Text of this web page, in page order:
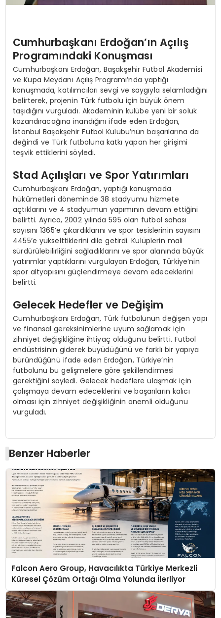
Cumhurbaşkanı Erdoğan’ın Açılış
Programındaki Konuşması
Cumhurbaşkanı Erdoğan, Başakşehir Futbol Akademisi
ve Kupa Meydanı Açılış Programı’nda yaptığı
konuşmada, katılımcıları sevgi ve saygıyla selamladığını
belirterek, projenin Türk futbolu için büyük önem
taşıdığını vurguladı. Akademinin kulübe yeni bir soluk
kazandıracağına inandığını ifade eden Erdoğan,
İstanbul Başakşehir Futbol Kulübü’nün başarılarına da
değindi ve Türk futboluna katkı yapan her girişimi
teşvik ettiklerini söyledi.
Stad Açılışları ve Spor Yatırımları
Cumhurbaşkanı Erdoğan, yaptığı konuşmada
hükümetleri döneminde 38 stadyumu hizmete
açtıklarını ve 4 stadyumun yapımının devam ettiğini
belirtti. Ayrıca, 2002 yılında 595 olan futbol sahası
sayısını 1365’e çıkardıklarını ve spor tesislerinin sayısını
4455’e yükselttiklerini dile getirdi. Kulüplerin mali
sürdürülebilirliğini sağladıklarını ve spor alanında büyük
yatırımlar yaptıklarını vurgulayan Erdoğan, Türkiye’nin
spor altyapısını güçlendirmeye devam edeceklerini
belirtti.
Gelecek Hedefler ve Değişim
Cumhurbaşkanı Erdoğan, Türk futbolunun değişen yapı
ve finansal gereksinimlerine uyum sağlamak için
zihniyet değişikliğine ihtiyaç olduğunu belirtti. Futbol
endüstrisinin giderek büyüdüğünü ve farklı bir yapıya
büründüğünü ifade eden Erdoğan, Türkiye’nin
futbolunu bu gelişmelere göre şekillendirmesi
gerektiğini söyledi. Gelecek hedeflere ulaşmak için
çalışmaya devam edeceklerini ve başarıların kalıcı
olması için zihniyet değişikliğinin önemli olduğunu
vurguladı.
Benzer Haberler
Falcon Aero Group, Havacılıkta Türkiye Merkezli
Küresel Çözüm Ortağı Olma Yolunda İlerliyor